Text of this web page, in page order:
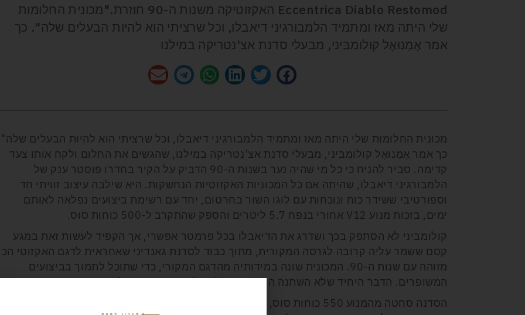
Eccentrica Diablo Restomod האקזוטיקה משנות ה-90 חוזרת."מכונית החלומות
שלי היתה מאז ומתמיד הלמבורגיני דיאבלו, וכל שרציתי הוא להיות הבעלים שלה". כך
אמר אֶמַנוּאֶל קולומבּיני, מבעלי סדנת אצ'נטריקה במילנו
מכונית החלומות שלי היתה מאז ומתמיד הלמבורגיני דיאבלו, וכל שרציתי הוא להיות הבעלים
כך אמר אֶמַנוּאֶל קולומבּיני, מבעלי סדנת אצ'נטריקה במילנו, שהגשים את החלום ולקח אותו צעד
קדימה. סביר להניח כי כל מי שהיה נער בשנות ה-90 הדביק על הקיר בחדרו פוסטר ענק של
הלמבורגיני דיאבלו, שהיתה אם כל המכוניות האקזוטיות הנחשקות. היא שילבה עיצוב זוויתי חד
וספורטיבי ששידר כוח ונוכחות עם לוגו השור בחרטום, יחד עם רשימת ביצועים נפלאה לאותם
ימים, בזכות מנוע V12 אחורי בנפח 5.7 ליטרים והספק שהתקרב ל-500 כוחות סוס.
קולומביני לא הסתפק בכך ושדרג את הדיאבלו בכל פרמטר אפשרי, אך הקפיד לעשות זאת במגע
קסם ששמר עליה קרובה לגרסה המקורית, מתוך כבוד לסדנת גאנדיני שאחראית לדגם האקזוטי
מזוהה עם שנות ה-90. המכונית שונה במידותיה מהדגם המקורי, כדי שתוכל לתמוך בביצועים
המשופרים. הדבר היחיד שלא השתנה הוא נפח מכל הדלק, שנותר מאה ליטר.
הסדנה סחטה מהמנוע 550 כוחות סוס, ובזכות תיבת הילוכים חדשה ומחשב ניהול מנוע, המכונית